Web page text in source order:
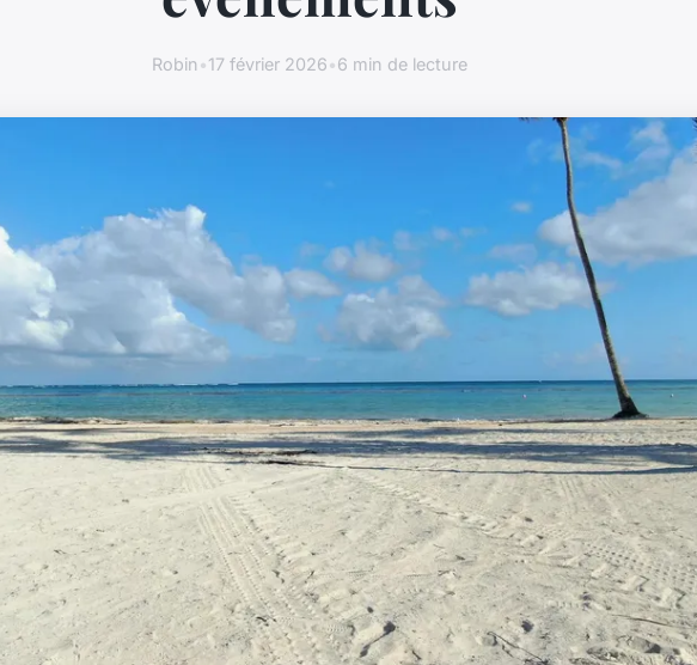
Robin•17 février 2026•6 min de lecture